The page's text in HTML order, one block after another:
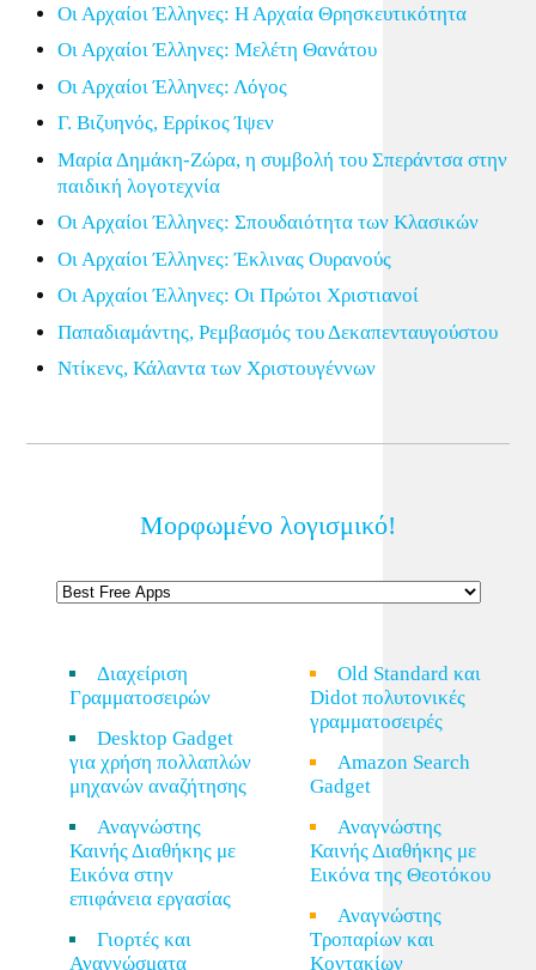
Οι Αρχαίοι Έλληνες: Η Αρχαία Θρησκευτικότητα
Οι Αρχαίοι Έλληνες: Μελέτη Θανάτου
Οι Αρχαίοι Έλληνες: Λόγος
Γ. Βιζυηνός, Ερρίκος Ίψεν
Μαρία Δημάκη-Ζώρα, η συμβολή του Σπεράντσα στην
παιδική λογοτεχνία
Οι Αρχαίοι Έλληνες: Σπουδαιότητα των Κλασικών
Οι Αρχαίοι Έλληνες: Έκλινας Ουρανούς
Οι Αρχαίοι Έλληνες: Οι Πρώτοι Χριστιανοί
Παπαδιαμάντης, Ρεμβασμός του Δεκαπενταυγούστου
Ντίκενς, Κάλαντα των Χριστουγέννων
Μορφωμένο λογισμικό!
Διαχείριση
Γραμματοσειρών
Desktop Gadget
για χρήση πολλαπλών
μηχανών αναζήτησης
Αναγνώστης
Καινής Διαθήκης με
Εικόνα στην
επιφάνεια εργασίας
Γιορτές και
Αναγνώσματα
Old Standard και
Didot πολυτονικές
γραμματοσειρές
Amazon Search
Gadget
Αναγνώστης
Καινής Διαθήκης με
Εικόνα της Θεοτόκου
Αναγνώστης
Τροπαρίων και
Κοντακίων